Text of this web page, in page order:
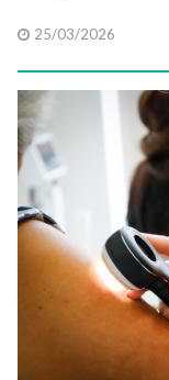
25/03/2026